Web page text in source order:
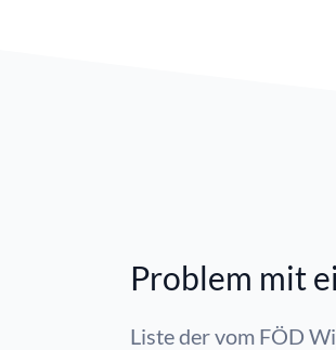
Problem mit
Liste der vom FÖD